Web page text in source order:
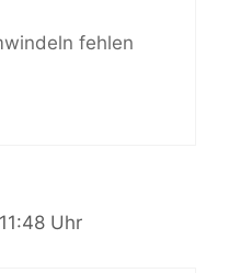
fehlen
Uhr